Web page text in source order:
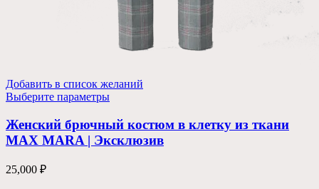
Добавить в список желаний
Выберите параметры
Женский брючный костюм в клетку из ткани
MAX MARA | Эксклюзив
25,000 ₽